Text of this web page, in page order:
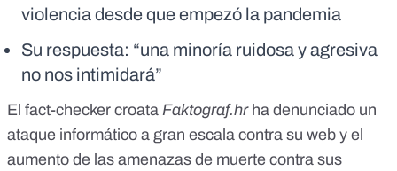
violencia desde que empezó la pandemia
Su respuesta: “una minoría ruidosa y agresiva
no nos intimidará”
El fact-checker croata Faktograf.hr ha denunciado un
ataque informático a gran escala contra su web y el
aumento de las amenazas de muerte contra sus